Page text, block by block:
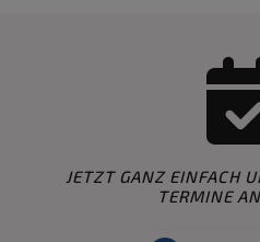
JETZT GANZ EINFACH
TERMINE